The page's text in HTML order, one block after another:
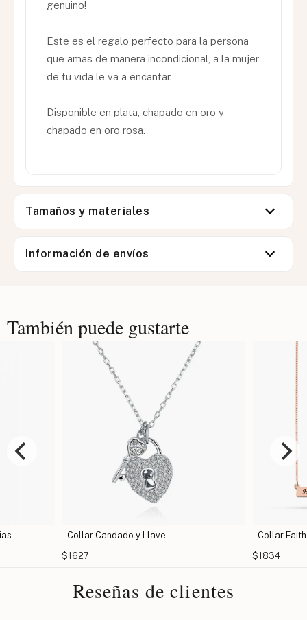
genuino!
Este es el regalo perfecto para la persona
que amas de manera incondicional, a la mujer
de tu vida le va a encantar.
Disponible en plata, chapado en oro y
chapado en oro rosa.
Tamaños y materiales
Información de envíos
También puede gustarte
Collar Candado y Llave
$1627
Collar
$1834
Reseñas de clientes